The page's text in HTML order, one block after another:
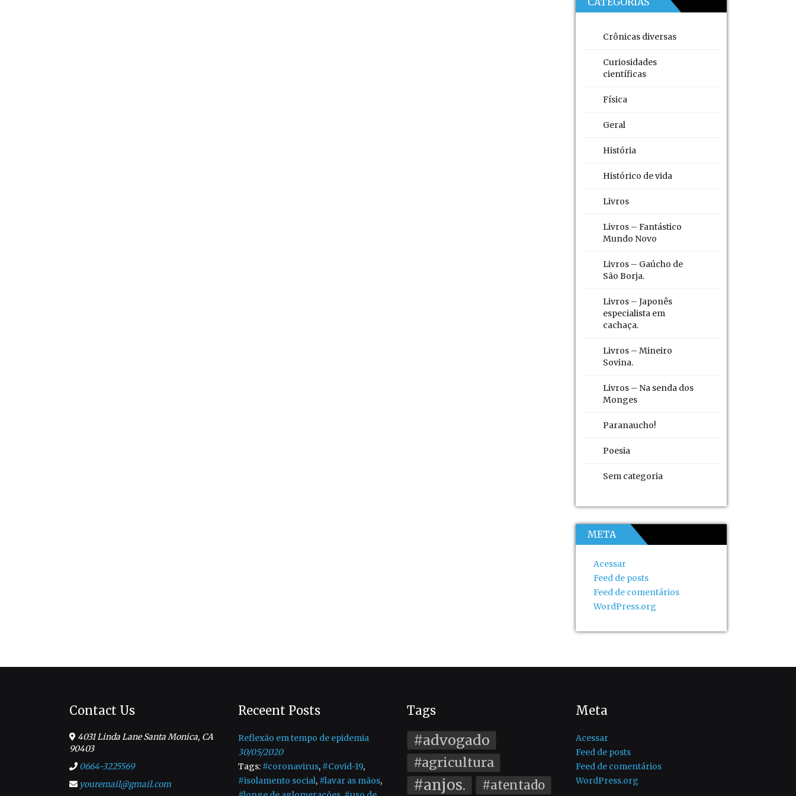
Crônicas diversas
Curiosidades
científicas
Física
Geral
História
Histórico de vida
Livros
Livros – Fantástico
Mundo Novo
Livros – Gaúcho de
São Borja.
Livros – Japonês
especialista em
cachaça.
Livros – Mineiro
Sovina.
Livros – Na senda dos
Monges
Paranaucho!
Poesia
Sem categoria
META
Acessar
Feed de posts
Feed de comentários
WordPress.org
Contact Us
4031 Linda Lane Santa Monica, CA
90403
0664-3225569
youremail@gmail.com
Receent Posts
Reflexão em tempo de epidemia
30/05/2020
Tags: #coronavirus, #Covid-19,
#isolamento social, #lavar as mãos,
Tags
#advogado
#agricultura
#anjos. #atentado
Meta
Acessar
Feed de posts
Feed de comentários
WordPress.org